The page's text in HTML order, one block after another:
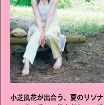
小芝風花が出合う、夏のリゾナ